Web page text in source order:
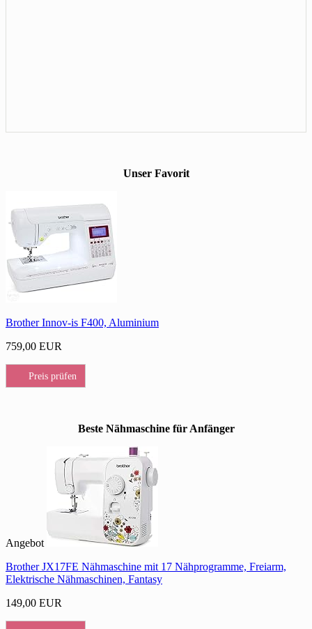
Unser Favorit
Brother Innov-is F400, Aluminium
759,00 EUR
Preis prüfen
Beste Nähmaschine für Anfänger
Angebot
Brother JX17FE Nähmaschine mit 17 Nähprogramme, Freiarm,
Elektrische Nähmaschinen, Fantasy
149,00 EUR